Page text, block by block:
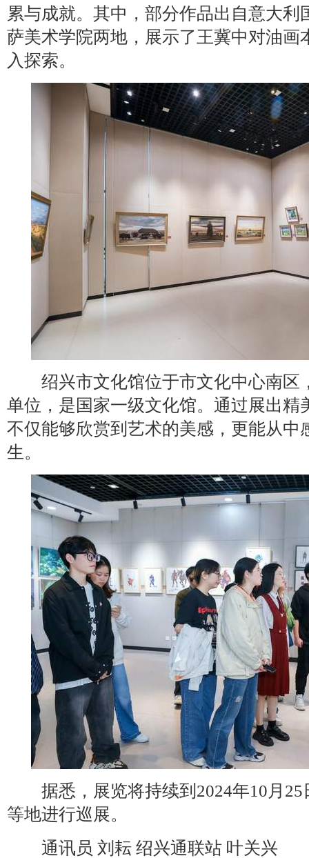
累与成就。其中，部分作品出自意大利
萨美术学院两地，展示了王冀中对油画
入探索。
绍兴市文化馆位于市文化中心南区
单位，是国家一级文化馆。通过展出精
不仅能够欣赏到艺术的美感，更能从中
生。
据悉，展览将持续到2024年10月25
等地进行巡展。
通讯员 刘耘 绍兴通联站 叶关兴